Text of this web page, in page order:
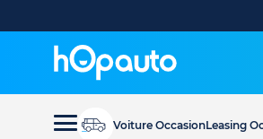
Voiture OccasionLeasing